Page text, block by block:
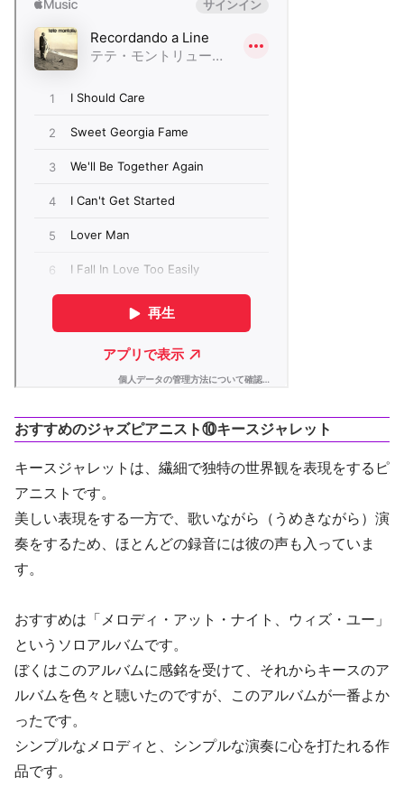
おすすめのジャズピアニスト⑩キースジャレット
キースジャレットは、繊細で独特の世界観を表現をするピ
アニストです。
美しい表現をする一方で、歌いながら（うめきながら）演
奏をするため、ほとんどの録音には彼の声も入っていま
す。
おすすめは「メロディ・アット・ナイト、ウィズ・ユー」
というソロアルバムです。
ぼくはこのアルバムに感銘を受けて、それからキースのア
ルバムを色々と聴いたのですが、このアルバムが一番よか
ったです。
シンプルなメロディと、シンプルな演奏に心を打たれる作
品です。